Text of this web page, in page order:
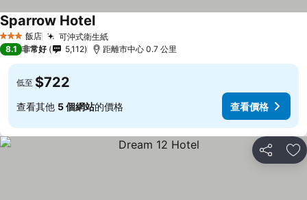
3 星級 飯店 可沖式衛生紙查看價格
Sparrow Hotel查看價格
8.1 非常好 5,112 距離市中心 0.7 公里
低至 $722
查看其他 5 個網站的價格 查看價格
分享 加